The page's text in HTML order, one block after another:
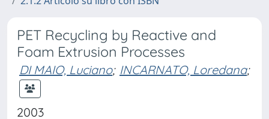
PET Recycling by Reactive and
Foam Extrusion Processes
DI MAIO, Luciano; INCARNATO, Loredana;
2003